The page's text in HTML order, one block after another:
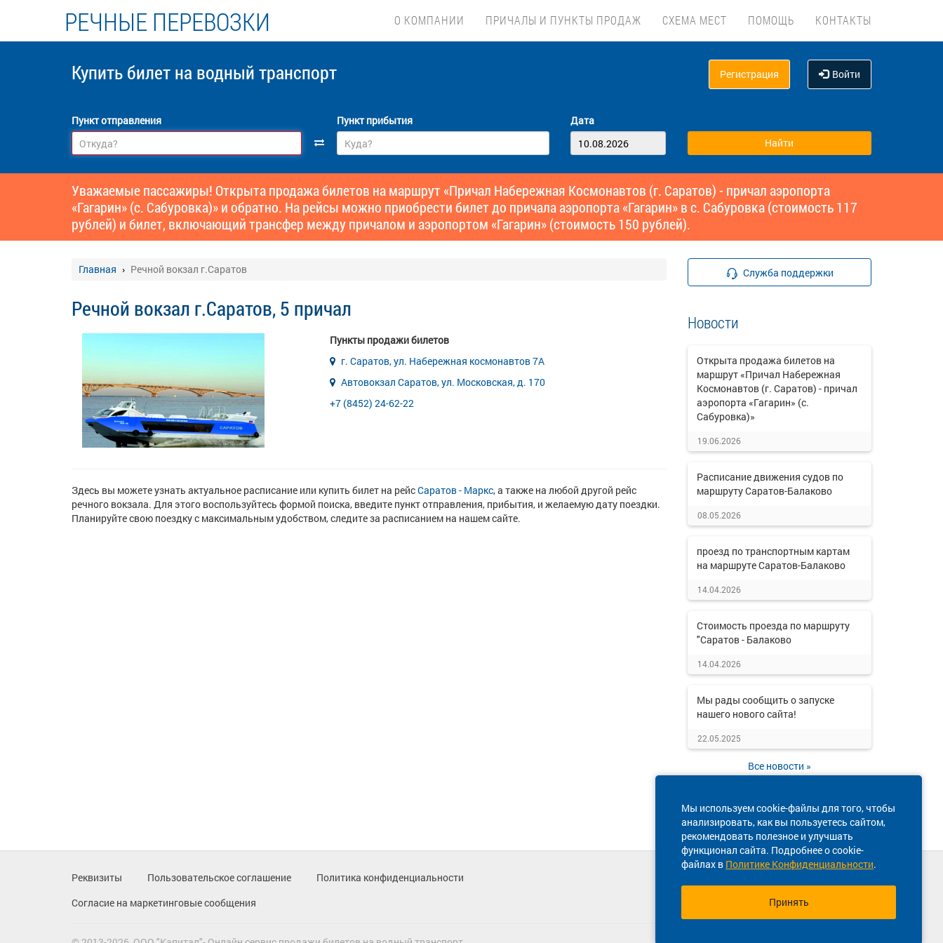
РЕЧНЫЕ ПЕРЕВОЗКИ О КОМПАНИИ ПРИЧАЛЫ И ПУНКТЫ ПРОДАЖ СХЕМА МЕСТ ПОМОЩЬ КОНТАКТЫ
Купить билет на водный транспорт Регистрация Войти
Пункт отправления Пункт прибытия Дата
Уважаемые пассажиры! Открыта продажа билетов на маршрут «Причал Набережная Космонавтов (г. Саратов) - причал аэропорта
«Гагарин» (с. Сабуровка)» и обратно. На рейсы можно приобрести билет до причала аэропорта «Гагарин» в с. Сабуровка (стоимость 117
рублей) и билет, включающий трансфер между причалом и аэропортом «Гагарин» (стоимость 150 рублей).
Главная Речной вокзал г.Саратов
Речной вокзал г.Саратов, 5 причал
Пункты продажи билетов
г. Саратов, ул. Набережная космонавтов 7А
Автовокзал Саратов, ул. Московская, д. 170
+7 (8452) 24-62-22
Здесь вы можете узнать актуальное расписание или купить билет на рейсСаратов - Маркс, а также на любой другой рейс
речного вокзала. Для этого воспользуйтесь формой поиска, введите пункт отправления, прибытия, и желаемую дату поездки.
Планируйте свою поездку с максимальным удобством, следите за расписанием на нашем сайте.
Служба поддержки
Новости
Открыта продажа билетов на
маршрут «Причал Набережная
Космонавтов (г. Саратов) - причал
аэропорта «Гагарин» (с.
Сабуровка)»
19.06.2026
Расписание движения судов по
маршруту Саратов-Балаково
08.05.2026
проезд по транспортным картам
на маршруте Саратов-Балаково
14.04.2026
Стоимость проезда по маршруту
"Саратов - Балаково
14.04.2026
Мы рады сообщить о запуске
нашего нового сайта!
22.05.2025
Все новости »
Мы используем cookie-файлы для того, чтобы
анализировать, как вы пользуетесь сайтом,
рекомендовать полезное и улучшать
функционал сайта. Подробнее о cookie-
файлах в Политике Конфиденциальности.
Принять
Реквизиты Пользовательское соглашение
Политика конфиденциальности
Согласие на маркетинговые сообщения
8 800 770-77-65